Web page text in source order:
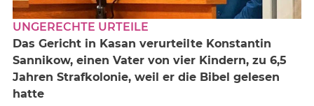
UNGERECHTE URTEILE
Das Gericht in Kasan verurteilte Konstantin
Sannikow, einen Vater von vier Kindern, zu 6,5
Jahren Strafkolonie, weil er die Bibel gelesen
hatte